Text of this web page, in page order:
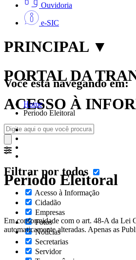
Ouvidoria
e-SIC
PRINCIPAL ▼
PORTAL DA
ACESSO À
Filtrar por todos
Acesso à Informação
Cidadão
Empresas
Fotos
Notícias
Secretarias
Servidor
Você está navegando em:
Home
Periodo Eleitoral
Período Eleitoral
Em conformidade com o art. 48-A da Lei
automaticamente alteradas. Apenas as